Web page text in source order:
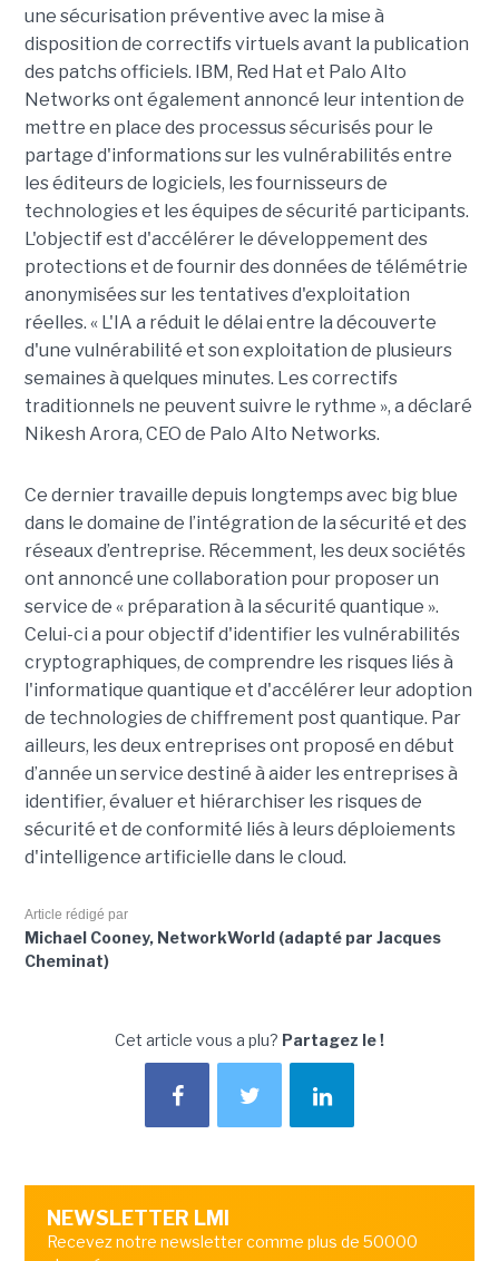
une sécurisation préventive avec la mise à
disposition de correctifs virtuels avant la publication
des patchs officiels. IBM, Red Hat et Palo Alto
Networks ont également annoncé leur intention de
mettre en place des processus sécurisés pour le
partage d'informations sur les vulnérabilités entre
les éditeurs de logiciels, les fournisseurs de
technologies et les équipes de sécurité participants.
L'objectif est d'accélérer le développement des
protections et de fournir des données de télémétrie
anonymisées sur les tentatives d'exploitation
réelles. « L'IA a réduit le délai entre la découverte
d'une vulnérabilité et son exploitation de plusieurs
semaines à quelques minutes. Les correctifs
traditionnels ne peuvent suivre le rythme », a déclaré
Nikesh Arora, CEO de Palo Alto Networks.
Ce dernier travaille depuis longtemps avec big blue
dans le domaine de l’intégration de la sécurité et des
réseaux d’entreprise. Récemment, les deux sociétés
ont annoncé une collaboration pour proposer un
service de « préparation à la sécurité quantique ».
Celui-ci a pour objectif d'identifier les vulnérabilités
cryptographiques, de comprendre les risques liés à
l'informatique quantique et d'accélérer leur adoption
de technologies de chiffrement post quantique. Par
ailleurs, les deux entreprises ont proposé en début
d’année un service destiné à aider les entreprises à
identifier, évaluer et hiérarchiser les risques de
sécurité et de conformité liés à leurs déploiements
d'intelligence artificielle dans le cloud.
Article rédigé par
Michael Cooney, NetworkWorld (adapté par Jacques
Cheminat)
Cet article vous a plu? Partagez le !
NEWSLETTER LMI
Recevez notre newsletter comme plus de 50000